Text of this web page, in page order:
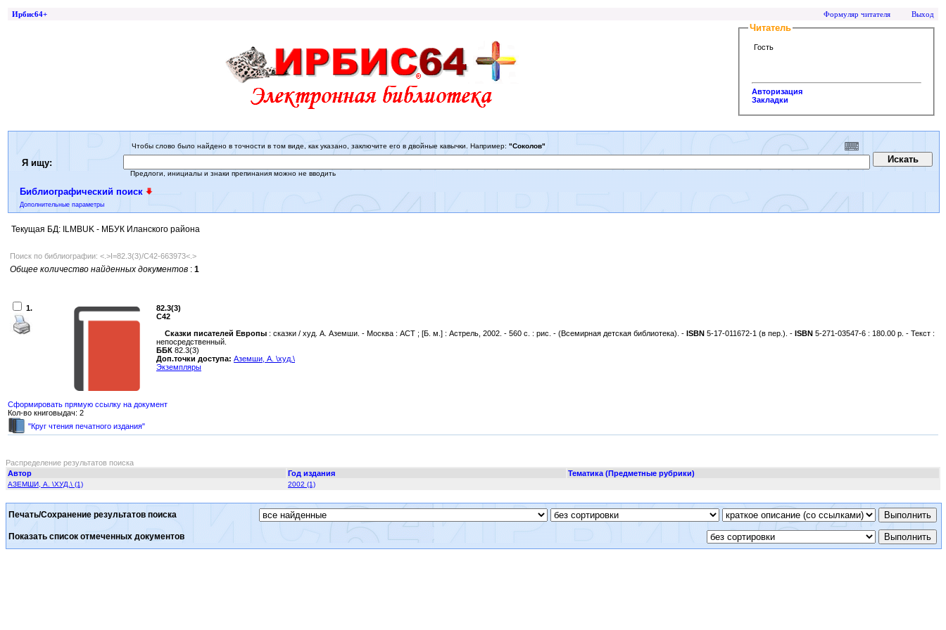
Ирбис64+ Формуляр читателя Выход
Читатель
Гость
Авторизация
Закладки
Я ищу:
Чтобы слово было найдено в точности в том виде, как указано, заключите его в двойные кавычки. Например: "Соколов"
Предлоги, инициалы и знаки препинания можно не вводить
Библиографический поиск
Дополнительные параметры
Текущая БД: ILMBUK - МБУК Иланского района
Поиск по библиографии: <.>I=82.3(3)/С42-663973<.>
Общее количество найденных документов : 1
1.
82.3(3)
С42
Сказки писателей Европы : сказки / худ. А. Аземши. - Москва : АСТ ; [Б. м.] : Астрель, 2002. - 560 с. : рис. - (Всемирная детская библиотека). - ISBN 5-17-011672-1 (в пер.). - ISBN 5-271-03547-6 : 180.00 р. - Текст :
непосредственный.
ББК 82.3(3)
Доп.точки доступа: Аземши, А. \худ.\
Экземпляры
Сформировать прямую ссылку на документ
Кол-во книговыдач: 2
"Круг чтения печатного издания"
Распределение результатов поиска
Автор
Год издания Тематика (Предметные рубрики)
АЗЕМШИ, А. \ХУД.\ (1) 2002 (1)
Печать/Сохранение результатов поиска
Показать список отмеченных документов